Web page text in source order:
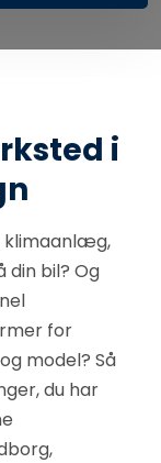
i
klimaanlæg,
bil? Og
for
model? Så
du har